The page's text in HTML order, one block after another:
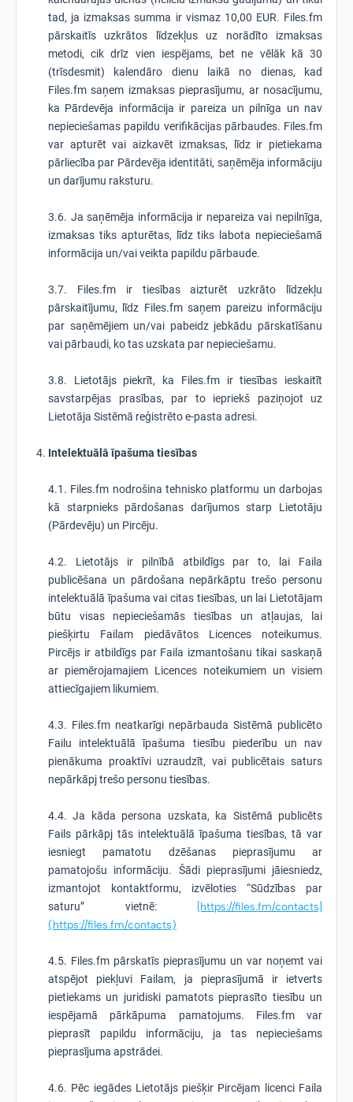
tad, ja izmaksas summa ir vismaz 10,00 EUR. Files.fm
pārskaitīs uzkrātos līdzekļus uz norādīto izmaksas
metodi, cik drīz vien iespējams, bet ne vēlāk kā 30
(trīsdesmit) kalendāro dienu laikā no dienas, kad
Files.fm saņem izmaksas pieprasījumu, ar nosacījumu,
ka Pārdevēja informācija ir pareiza un pilnīga un nav
nepieciešamas papildu verifikācijas pārbaudes. Files.fm
var apturēt vai aizkavēt izmaksas, līdz ir pietiekama
pārliecība par Pārdevēja identitāti, saņēmēja informāciju
un darījumu raksturu.
3.6. Ja saņēmēja informācija ir nepareiza vai nepilnīga,
izmaksas tiks apturētas, līdz tiks labota nepieciešamā
informācija un/vai veikta papildu pārbaude.
3.7. Files.fm ir tiesības aizturēt uzkrāto līdzekļu
pārskaitījumu, līdz Files.fm saņem pareizu informāciju
par saņēmējiem un/vai pabeidz jebkādu pārskatīšanu
vai pārbaudi, ko tas uzskata par nepieciešamu.
3.8. Lietotājs piekrīt, ka Files.fm ir tiesības ieskaitīt
savstarpējas prasības, par to iepriekš paziņojot uz
Lietotāja Sistēmā reģistrēto e-pasta adresi.
Intelektuālā īpašuma tiesības
4.1. Files.fm nodrošina tehnisko platformu un darbojas
kā starpnieks pārdošanas darījumos starp Lietotāju
(Pārdevēju) un Pircēju.
4.2. Lietotājs ir pilnībā atbildīgs par to, lai Faila
publicēšana un pārdošana nepārkāptu trešo personu
intelektuālā īpašuma vai citas tiesības, un lai Lietotājam
būtu visas nepieciešamās tiesības un atļaujas, lai
piešķirtu Failam piedāvātos Licences noteikumus.
Pircējs ir atbildīgs par Faila izmantošanu tikai saskaņā
ar piemērojamajiem Licences noteikumiem un visiem
attiecīgajiem likumiem.
4.3. Files.fm neatkarīgi nepārbauda Sistēmā publicēto
Failu intelektuālā īpašuma tiesību piederību un nav
pienākuma proaktīvi uzraudzīt, vai publicētais saturs
nepārkāpj trešo personu tiesības.
4.4. Ja kāda persona uzskata, ka Sistēmā publicēts
Fails pārkāpj tās intelektuālā īpašuma tiesības, tā var
iesniegt pamatotu dzēšanas pieprasījumu ar
pamatojošu informāciju. Šādi pieprasījumi jāiesniedz,
izmantojot kontaktformu, izvēloties “Sūdzības par
saturu” vietnē:
[https://files.fm/contacts]
(https://files.fm/contacts)
4.5. Files.fm pārskatīs pieprasījumu un var noņemt vai
atspējot piekļuvi Failam, ja pieprasījumā ir ietverts
pietiekams un juridiski pamatots pieprasīto tiesību un
iespējamā pārkāpuma pamatojums. Files.fm var
pieprasīt papildu informāciju, ja tas nepieciešams
pieprasījuma apstrādei.
4.6. Pēc iegādes Lietotājs piešķir Pircējam licenci Faila